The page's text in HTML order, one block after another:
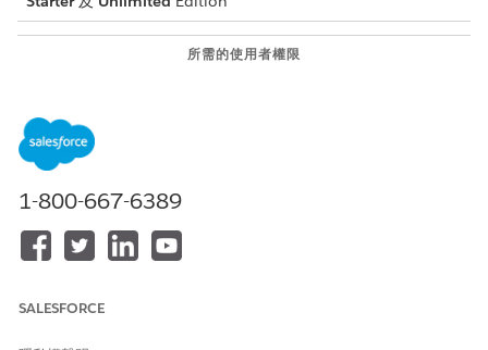
所需的使用者權限
進入「設定」,在「快速尋找」方塊中輸入
然後按一下「
在「編輯部署」頁面中進行必要的變更。
儲存您的變更。
1-800-667-6389
SALESFORCE